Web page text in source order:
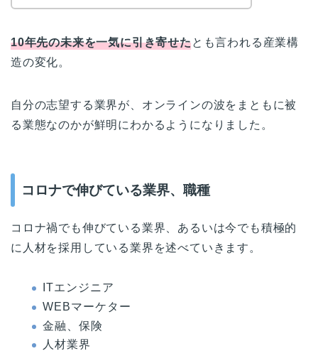
10年先の未来を一気に引き寄せたとも言われる産業構
造の変化。
自分の志望する業界が、オンラインの波をまともに被
る業態なのかが鮮明にわかるようになりました。
コロナで伸びている業界、職種
コロナ禍でも伸びている業界、あるいは今でも積極的
に人材を採用している業界を述べていきます。
ITエンジニア
WEBマーケター
金融、保険
人材業界